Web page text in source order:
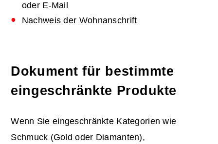
oder E-Mail
Nachweis der Wohnanschrift
Dokument für bestimmte
eingeschränkte Produkte
Wenn Sie eingeschränkte Kategorien wie
Schmuck (Gold oder Diamanten),